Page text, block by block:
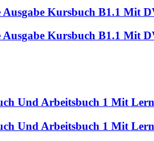
Ausgabe Kursbuch B1.1 Mit
Ausgabe Kursbuch B1.1 Mit
Und Arbeitsbuch 1 Mit
Und Arbeitsbuch 1 Mit